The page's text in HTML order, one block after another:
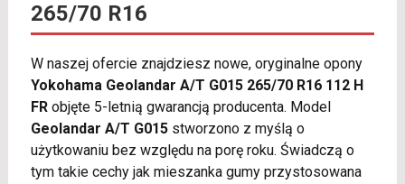
265/70 R16
W naszej ofercie znajdziesz nowe, oryginalne opony
Yokohama Geolandar A/T G015 265/70 R16 112 H
FRobjęte 5-letnią gwarancją producenta. Model
Geolandar A/T G015stworzono z myślą o
użytkowaniu bez względu na porę roku. Świadczą o
tym takie cechy jak mieszanka gumy przystosowana